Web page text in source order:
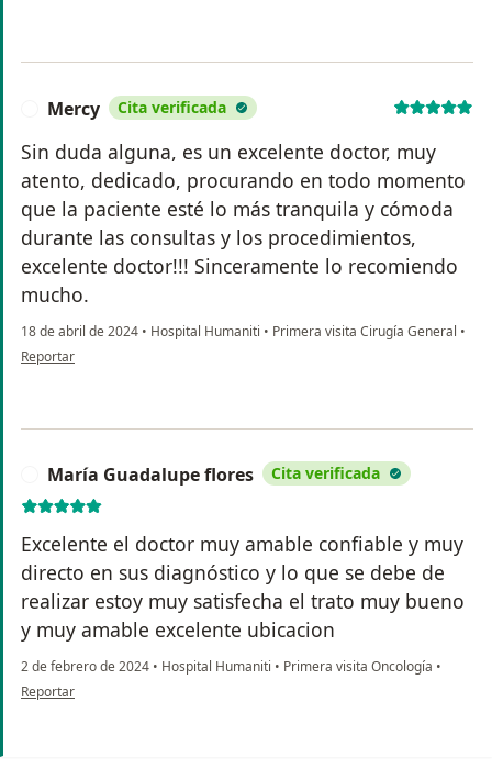
Mercy Cita verificada
Sin duda alguna, es un excelente doctor, muy
atento, dedicado, procurando en todo momento
que la paciente esté lo más tranquila y cómoda
durante las consultas y los procedimientos,
excelente doctor!!! Sinceramente lo recomiendo
mucho.
18 de abril de 2024 • Hospital Humaniti • Primera visita Cirugía General •
en opinión del usuario Mercy
Reportar
María Guadalupe flores Cita verificada
Excelente el doctor muy amable confiable y muy
directo en sus diagnóstico y lo que se debe de
realizar estoy muy satisfecha el trato muy bueno
y muy amable excelente ubicacion
2 de febrero de 2024 • Hospital Humaniti • Primera visita Oncología •
en opinión del usuario María Guadalupe flores
Reportar